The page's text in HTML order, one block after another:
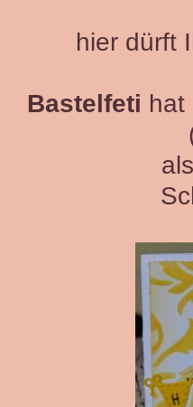
hier dürft
Bastelfeti hat